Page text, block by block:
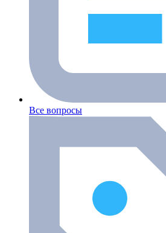
Все вопросы